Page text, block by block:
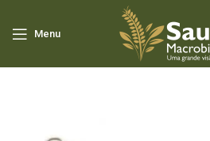
Menu